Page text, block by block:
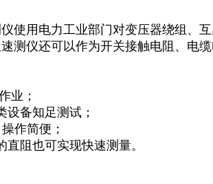
使用电力工业部门对变压器绕组、
测仪还可以作为开关接触电阻、电
业；
设备知足测试；
作简便；
阻也可实现快速测量。